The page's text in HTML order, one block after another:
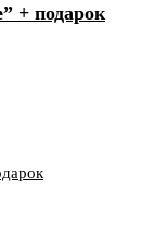
+ подарок